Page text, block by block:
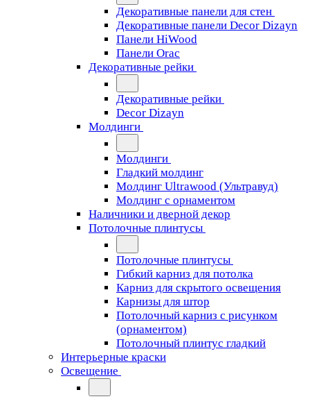
Декоративные панели для стен
Декоративные панели Decor Dizayn
Панели HiWood
Панели Orac
Декоративные рейки
Декоративные рейки
Decor Dizayn
Молдинги
Молдинги
Гладкий молдинг
Молдинг Ultrawood (Ультравуд)
Молдинг с орнаментом
Наличники и дверной декор
Потолочные плинтусы
Потолочные плинтусы
Гибкий карниз для потолка
Карниз для скрытого освещения
Карнизы для штор
Потолочный карниз с рисунком
(орнаментом)
Потолочный плинтус гладкий
Интерьерные краски
Освещение